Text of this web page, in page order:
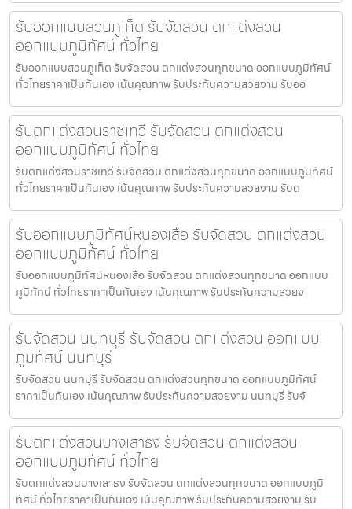
รับออกแบบสวนภูเก็ต รับจัดสวน ตกแต่งสวน
ออกแบบภูมิทัศน์ ทั่วไทย
รับออกแบบสวนภูเก็ต รับจัดสวน ตกแต่งสวนทุกขนาด ออกแบบภูมิทัศน์
ทั่วไทยราคาเป็นกันเอง เน้นคุณภาพ รับประกันความสวยงาม รับออ
รับตกแต่งสวนราชเทวี รับจัดสวน ตกแต่งสวน
ออกแบบภูมิทัศน์ ทั่วไทย
รับตกแต่งสวนราชเทวี รับจัดสวน ตกแต่งสวนทุกขนาด ออกแบบภูมิทัศน์
ทั่วไทยราคาเป็นกันเอง เน้นคุณภาพ รับประกันความสวยงาม รับต
รับออกแบบภูมิทัศน์หนองเสือ รับจัดสวน ตกแต่งสวน
ออกแบบภูมิทัศน์ ทั่วไทย
รับออกแบบภูมิทัศน์หนองเสือ รับจัดสวน ตกแต่งสวนทุกขนาด ออกแบบ
ภูมิทัศน์ ทั่วไทยราคาเป็นกันเอง เน้นคุณภาพ รับประกันความสวยง
รับจัดสวน นนทบุรี รับจัดสวน ตกแต่งสวน ออกแบบ
ภูมิทัศน์ นนทบุรี
รับจัดสวน นนทบุรี รับจัดสวน ตกแต่งสวนทุกขนาด ออกแบบภูมิทัศน์
ราคาเป็นกันเอง เน้นคุณภาพ รับประกันความสวยงาม นนทบุรี รับจั
รับตกแต่งสวนบางเสาธง รับจัดสวน ตกแต่งสวน
ออกแบบภูมิทัศน์ ทั่วไทย
รับตกแต่งสวนบางเสาธง รับจัดสวน ตกแต่งสวนทุกขนาด ออกแบบภูมิ
ทัศน์ ทั่วไทยราคาเป็นกันเอง เน้นคุณภาพ รับประกันความสวยงาม รับ